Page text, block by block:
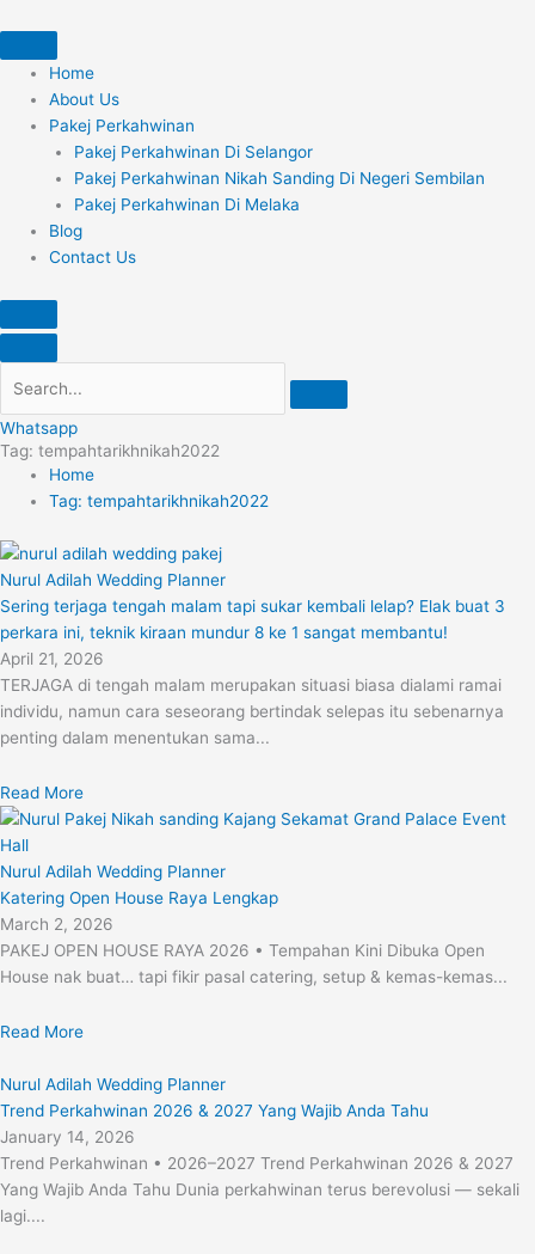
to
contentHome
About Us
Pakej Perkahwinan
Pakej Perkahwinan Di Selangor
Pakej Perkahwinan Nikah Sanding Di Negeri Sembilan
Pakej Perkahwinan Di Melaka
Blog
Contact Us
Whatsapp
Tag: tempahtarikhnikah2022
Home
Tag: tempahtarikhnikah2022
Nurul Adilah Wedding Planner
Sering terjaga tengah malam tapi sukar kembali lelap? Elak buat 3
perkara ini, teknik kiraan mundur 8 ke 1 sangat membantu!
April 21, 2026
TERJAGA di tengah malam merupakan situasi biasa dialami ramai
individu, namun cara seseorang bertindak selepas itu sebenarnya
penting dalam menentukan sama...
Read More
Nurul Adilah Wedding Planner
Katering Open House Raya Lengkap
March 2, 2026
PAKEJ OPEN HOUSE RAYA 2026 • Tempahan Kini Dibuka Open
House nak buat… tapi fikir pasal catering, setup & kemas-kemas...
Read More
Nurul Adilah Wedding Planner
Trend Perkahwinan 2026 & 2027 Yang Wajib Anda Tahu
January 14, 2026
Trend Perkahwinan • 2026–2027 Trend Perkahwinan 2026 & 2027
Yang Wajib Anda Tahu Dunia perkahwinan terus berevolusi — sekali
lagi....